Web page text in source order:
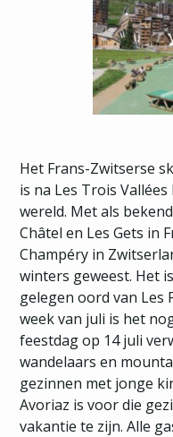
Het Frans-Zwitserse
is na Les Trois
wereld. Met als
Châtel en Les Gets in
Champéry in
winters geweest. Het
gelegen oord van Les
week van juli is het
feestdag op 14 juli
wandelaars en
gezinnen met jonge
Avoriaz is voor die
vakantie te zijn. Alle